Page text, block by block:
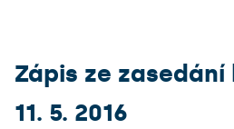
Zápis ze zasedání
11. 5. 2016